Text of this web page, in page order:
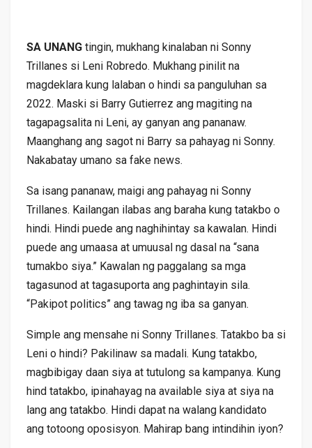
SA UNANGtingin, mukhang kinalaban ni Sonny
Trillanes si Leni Robredo. Mukhang pinilit na
magdeklara kung lalaban o hindi sa panguluhan sa
2022. Maski si Barry Gutierrez ang magiting na
tagapagsalita ni Leni, ay ganyan ang pananaw.
Maanghang ang sagot ni Barry sa pahayag ni Sonny.
Nakabatay umano sa fake news.
Sa isang pananaw, maigi ang pahayag ni Sonny
Trillanes. Kailangan ilabas ang baraha kung tatakbo o
hindi. Hindi puede ang naghihintay sa kawalan. Hindi
puede ang umaasa at umuusal ng dasal na “sana
tumakbo siya.” Kawalan ng paggalang sa mga
tagasunod at tagasuporta ang paghintayin sila.
“Pakipot politics” ang tawag ng iba sa ganyan.
Simple ang mensahe ni Sonny Trillanes. Tatakbo ba si
Leni o hindi? Pakilinaw sa madali. Kung tatakbo,
magbibigay daan siya at tutulong sa kampanya. Kung
hind tatakbo, ipinahayag na available siya at siya na
lang ang tatakbo. Hindi dapat na walang kandidato
ang totoong oposisyon. Mahirap bang intindihin iyon?